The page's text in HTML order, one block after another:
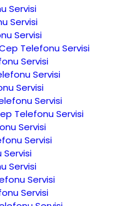
Servisi
Servisi
Servisi
Telefonu Servisi
Servisi
Servisi
Servisi
Servisi
Telefonu Servisi
Servisi
Servisi
Servisi
Servisi
Servisi
Servisi